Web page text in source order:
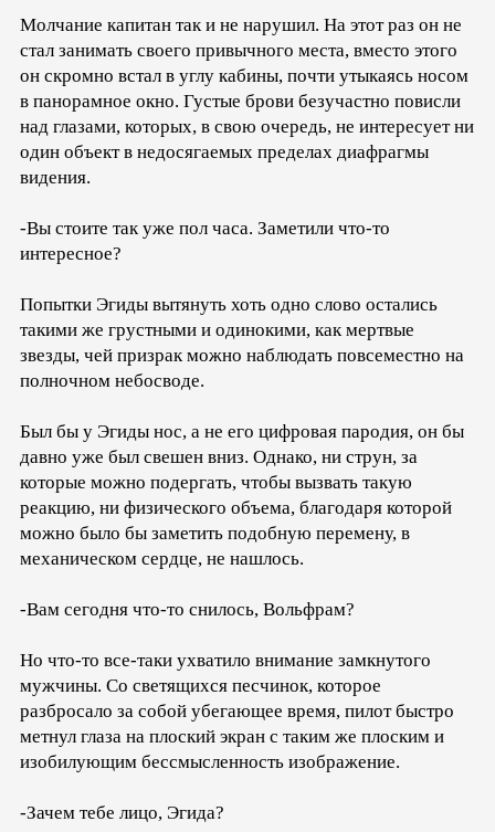
Молчание капитан так и не нарушил. На этот раз он не
стал занимать своего привычного места, вместо этого
он скромно встал в углу кабины, почти утыкаясь носом
в панорамное окно. Густые брови безучастно повисли
над глазами, которых, в свою очередь, не интересует ни
один объект в недосягаемых пределах диафрагмы
видения.
-Вы стоите так уже пол часа. Заметили что-то
интересное?
Попытки Эгиды вытянуть хоть одно слово остались
такими же грустными и одинокими, как мертвые
звезды, чей призрак можно наблюдать повсеместно на
полночном небосводе.
Был бы у Эгиды нос, а не его цифровая пародия, он бы
давно уже был свешен вниз. Однако, ни струн, за
которые можно подергать, чтобы вызвать такую
реакцию, ни физического объема, благодаря которой
можно было бы заметить подобную перемену, в
механическом сердце, не нашлось.
-Вам сегодня что-то снилось, Вольфрам?
Но что-то все-таки ухватило внимание замкнутого
мужчины. Со светящихся песчинок, которое
разбросало за собой убегающее время, пилот быстро
метнул глаза на плоский экран с таким же плоским и
изобилующим бессмысленность изображение.
-Зачем тебе лицо, Эгида?